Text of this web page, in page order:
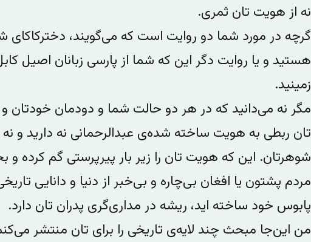
نه از هویت تان ثمری.
گرچه در مورد شما دو روایت است که می‌گویند، دخترکاکای
هستید و یا روایت دگر این که شما از پارسی زبانان اصیل
زمینید.
مگر نه می‌دانید که در هر دو حالت شما و دودمان خودتان
تان ربطی به هویت ساخته‌ شده‌ی عبدالرحمانی نه دارید و نه
شوهرتان. این که هویت تان را زیر بار پیرپرستی گم کرده و
مردم پشتون یا افغان بی‌‌چاره و بی‌خبر از دنیا و دانایی
پابوس خود ساخته‌ اید، ریشه در مداری‌گری پدران تان دارد.
من این‌جا مبحث چند لایه‌ی تاریخی را برای تان منتشر